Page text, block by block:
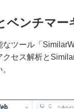
ベンチマー
ツール「
クセス解析と